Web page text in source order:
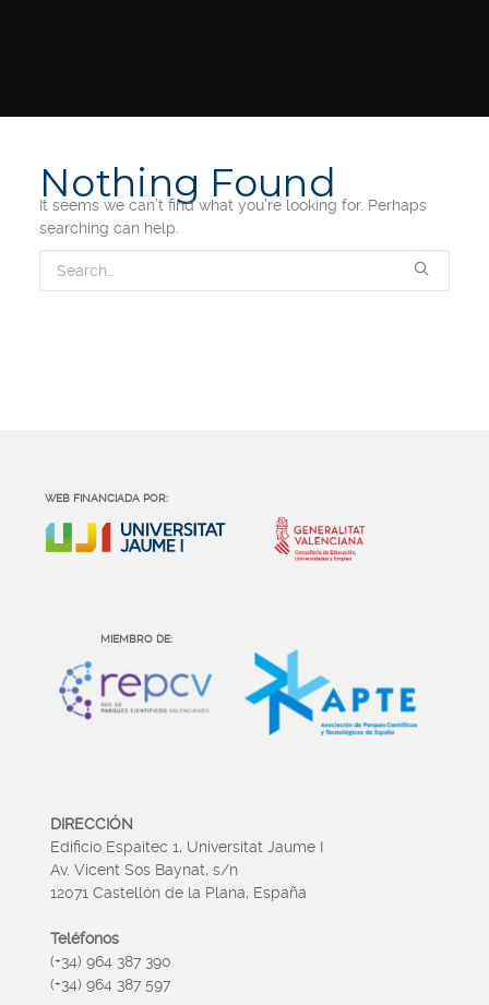
Nothing Found
It seems we can’t find what you’re looking for. Perhaps
searching can help.
WEB FINANCIADA POR:
MIEMBRO DE:
DIRECCIÓN
Edificio Espaitec 1, Universitat Jaume I
Av. Vicent Sos Baynat, s/n
12071 Castellón de la Plana, España
Teléfonos
(+34) 964 387 390
(+34) 964 387 597